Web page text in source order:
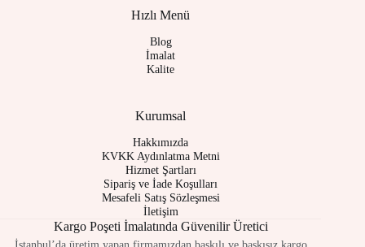
Hızlı Menü
Blog
İmalat
Kalite
Kurumsal
Hakkımızda
KVKK Aydınlatma Metni
Hizmet Şartları
Sipariş ve İade Koşulları
Mesafeli Satış Sözleşmesi
İletişim
Kargo Poşeti İmalatında Güvenilir Üretici
İstanbul’da üretim yapan firmamızdan baskılı ve baskısız kargo